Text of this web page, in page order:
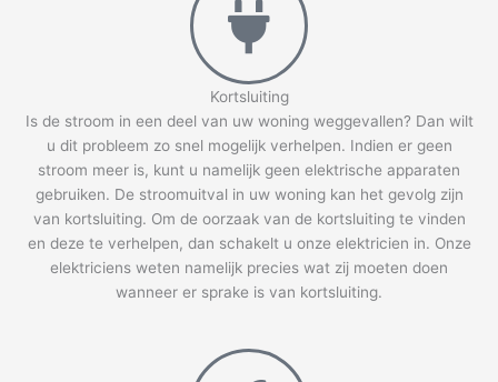
Kortsluiting
Is de stroom in een deel van uw woning weggevallen? Dan wilt
u dit probleem zo snel mogelijk verhelpen. Indien er geen
stroom meer is, kunt u namelijk geen elektrische apparaten
gebruiken. De stroomuitval in uw woning kan het gevolg zijn
van kortsluiting. Om de oorzaak van de kortsluiting te vinden
en deze te verhelpen, dan schakelt u onze elektricien in. Onze
elektriciens weten namelijk precies wat zij moeten doen
wanneer er sprake is van kortsluiting.